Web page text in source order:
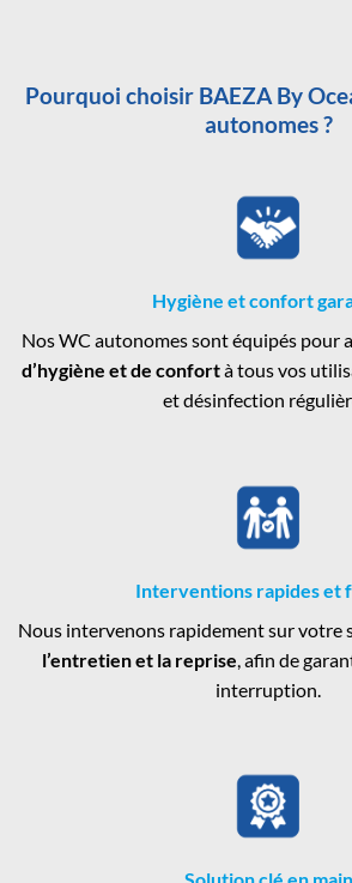
Pourquoi choisir BAEZA By
autonomes ?
Hygiène et confort
Nos WC autonomes sont équipés pour
d’hygiène et de confortà tous vos
et désinfection
Interventions rapides et
Nous intervenons rapidement sur votre
l’entretien et la reprise , afin de
interruption.